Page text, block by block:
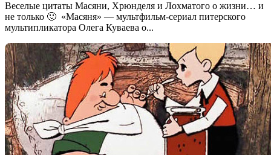
Веселые цитаты Масяни, Хрюнделя и Лохматого о жизни… и
не только 🙂 «Масяня» — мультфильм-сериал питерского
мультипликатора Олега Куваева о...